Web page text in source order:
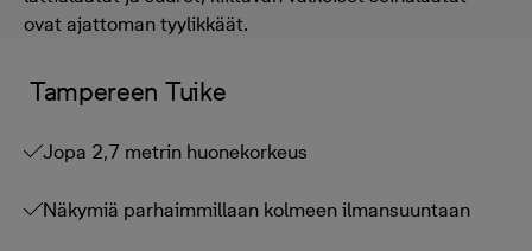
ovat ajattoman tyylikkäät.
Tampereen Tuike
Jopa 2,7 metrin huonekorkeus
Näkymiä parhaimmillaan kolmeen ilmansuuntaan